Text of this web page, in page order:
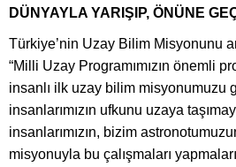
DÜNYAYLA YARIŞIP, ÖNÜNE
Türkiye’nin Uzay Bilim Misyonunu
“Milli Uzay Programımızın önemli
insanlı ilk uzay bilim misyonumuzu
insanlarımızın ufkunu uzaya
insanlarımızın, bizim
misyonuyla bu çalışmaları